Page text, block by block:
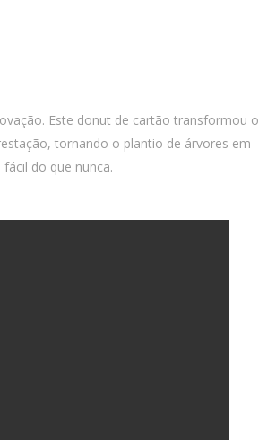
Este donut de cartão transformou o
tornando o plantio de árvores em
do que nunca.